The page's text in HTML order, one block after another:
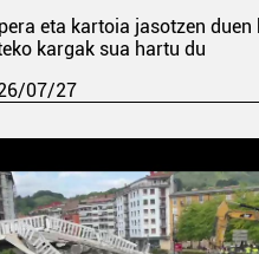
eta kartoia jasotzen duen
kargak sua hartu du
07/27